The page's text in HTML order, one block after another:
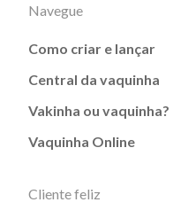
Navegue
Como criar e lançar
Central da vaquinha
Vakinha ou vaquinha?
Vaquinha Online
Cliente feliz